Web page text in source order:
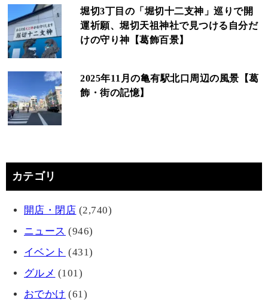
堀切3丁目の「堀切十二支神」巡りで開
運祈願、堀切天祖神社で見つける自分だ
けの守り神【葛飾百景】
2025年11月の亀有駅北口周辺の風景【葛
飾・街の記憶】
カテゴリ
開店・閉店 (2,740)
ニュース (946)
イベント (431)
グルメ (101)
おでかけ (61)